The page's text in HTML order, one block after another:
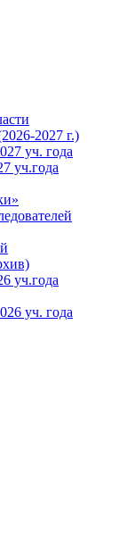
2027 г.)
уч. года
уч.года
уч.года
уч. года